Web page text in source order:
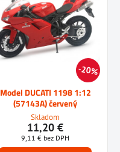
20%
Model DUCATI 1198 1:12
(57143A) červený
Skladom
11,20 €
9,11 € bez DPH